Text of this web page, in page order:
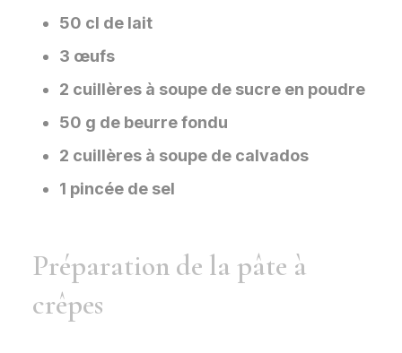
50 cl de lait
3 œufs
2 cuillères à soupe de sucre en poudre
50 g de beurre fondu
2 cuillères à soupe de calvados
1 pincée de sel
Préparation de la pâte à
crêpes